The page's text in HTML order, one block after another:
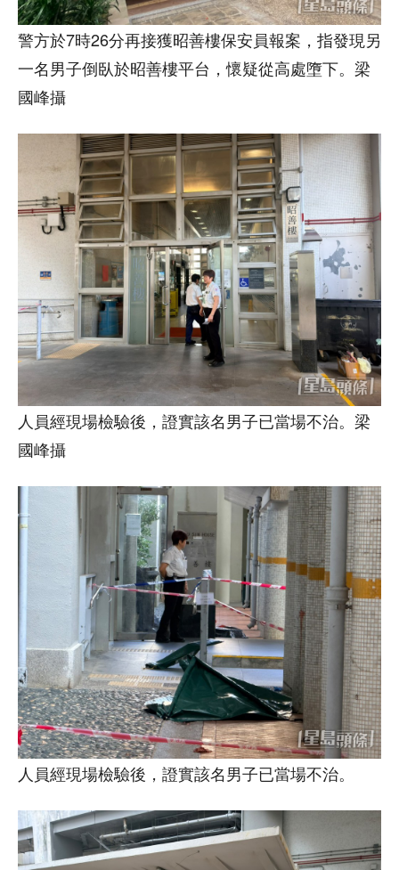
警方於7時26分再接獲昭善樓保安員報案，指發現另
一名男子倒臥於昭善樓平台，懷疑從高處墮下。梁
國峰攝
人員經現場檢驗後，證實該名男子已當場不治。梁
國峰攝
人員經現場檢驗後，證實該名男子已當場不治。